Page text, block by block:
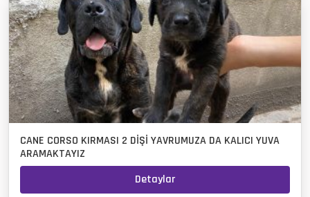
CANE CORSO KIRMASI 2 DİŞİ YAVRUMUZA DA KALICI YUVA
ARAMAKTAYIZ
Detaylar